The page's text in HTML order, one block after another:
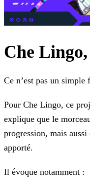
Che
Ce n’est pas un simple
Pour Che Lingo, ce
explique que le
progression, mais
apporté.
Il évoque notamment :